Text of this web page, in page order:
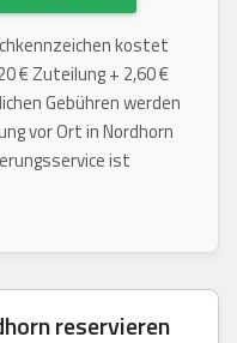
kostet
€ Zuteilung + 2,60 €
Gebühren werden
vor Ort in Nordhorn
ist
reservieren